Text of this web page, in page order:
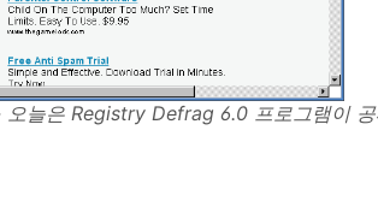
늘은 Registry Defrag 6.0 프로그램이